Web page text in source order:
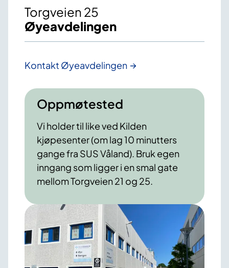
Torgveien 25
Øyeavdelingen
Kontakt Øyeavdelingen
Oppmøtested
Vi holder til like ved Kilden
kjøpesenter (om lag 10 minutters
gange fra SUS Våland). Bruk egen
inngang som ligger i en smal gate
mellom Torgveien 21 og 25.